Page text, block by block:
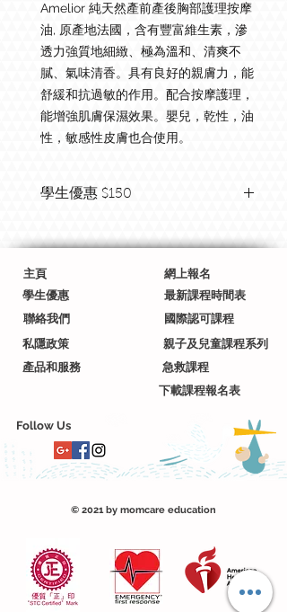
Amelior 純天然產前產後胸部護理按摩
油, 原產地法國，含有豐富維生素，滲
透力強質地細緻、極為溫和、清爽不
膩、氣味清香。具有良好的親膚力，能
舒緩和抗過敏的作用。配合按摩護理，
能增強肌膚保濕效果。嬰兒，乾性，油
性，敏感性皮膚也合使用。
學生優惠 $150
優惠價 $150購買詳情請與中心聯
絡
Follow Us
主頁
學生優惠
聯絡我們
私隱政策
產品和服務
網上報名
最新課程時間表
國際認可課程
親子及兒童課程系列
急救課程
下載課程報名表
© 2021 by momcare education